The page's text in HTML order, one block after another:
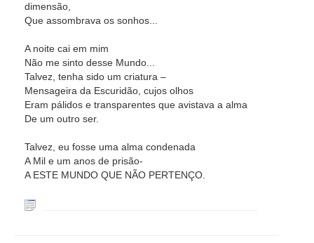
dimensão,
Que assombrava os sonhos...
A noite cai em mim
Não me sinto desse Mundo...
Talvez, tenha sido um criatura –
Mensageira da Escuridão, cujos olhos
Eram pálidos e transparentes que avistava a alma
De um outro ser.
Talvez, eu fosse uma alma condenada
A Mil e um anos de prisão-
A ESTE MUNDO QUE NÃO PERTENÇO.